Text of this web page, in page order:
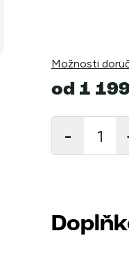
Možnosti
od 1